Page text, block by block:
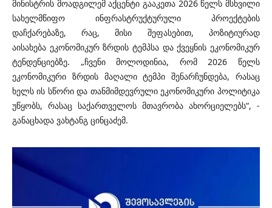
მინისტრის მოადგილემ აქცენტი გააკეთა 2026 წელს მსხვილი
სახელმწიფო ინფრასტრუქტურული პროექტების
დაჩქარებაზე, რაც, მისი შეფასებით, პოზიტიურად
აისახება ეკონომიკურ ზრდის ტემპსა და ქვეყნის ეკონომიკურ
ტენდენციებზე. „ჩვენი მოლოდინია, რომ 2026 წელს
ეკონომიკური ზრდის მაღალი ტემპი შენარჩუნდება, რასაც
ხელს ის სწორი და თანმიმდევრული ეკონომიკური პოლიტიკა
უწყობს, რასაც საქართველოს მთავრობა ახორციელებს“, -
განაცხადა ვახტანგ ცინცაძემ.